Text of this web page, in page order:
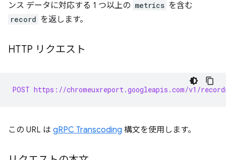
ンス データに対応する 1 つ以上の metrics を含む
record を返します。
HTTP リクエスト
POST https://chromeuxreport.googleapis.com/v1/
この URL は gRPC Transcoding 構文を使用します。